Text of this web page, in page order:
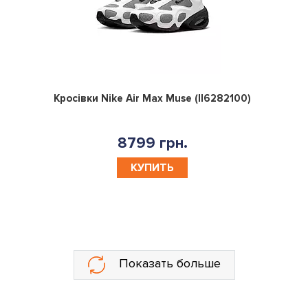
0
Кросівки Nike Air Max Muse (II6282100)
8799 грн.
КУПИТЬ
Показать больше